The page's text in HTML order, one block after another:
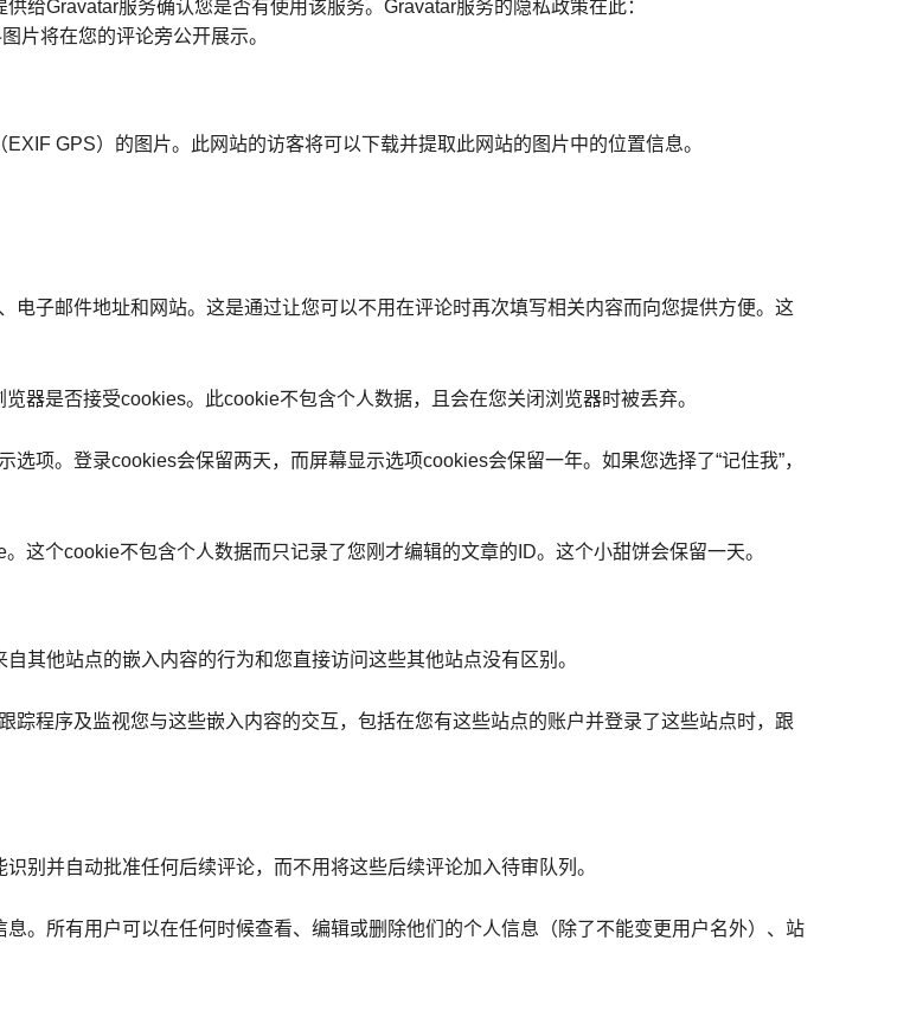
给Gravatar服务确认您是否有使用该服务。Gravatar服务的隐私政策在此：
片将在您的评论旁公开展示。
GPS）的图片。此网站的访客将可以下载并提取此网站的图片中的位置信息。
子邮件地址和网站。这是通过让您可以不用在评论时再次填写相关内容而向您提供方便。这
器是否接受cookies。此cookie不包含个人数据，且会在您关闭浏览器时被丢弃。
项。登录cookies会保留两天，而屏幕显示选项cookies会保留一年。如果您选择了“记住我”，
这个cookie不包含个人数据而只记录了您刚才编辑的文章的ID。这个小甜饼会保留一天。
其他站点的嵌入内容的行为和您直接访问这些其他站点没有区别。
程序及监视您与这些嵌入内容的交互，包括在您有这些站点的账户并登录了这些站点时，跟
别并自动批准任何后续评论，而不用将这些后续评论加入待审队列。
。所有用户可以在任何时候查看、编辑或删除他们的个人信息（除了不能变更用户名外）、站